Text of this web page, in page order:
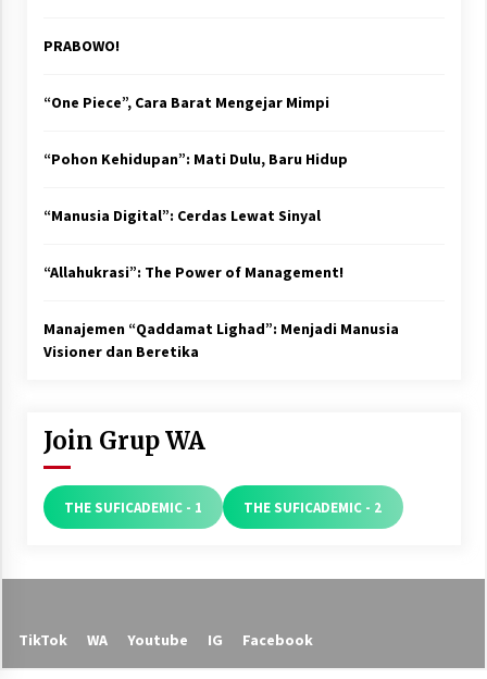
PRABOWO!
“One Piece”, Cara Barat Mengejar Mimpi
“Pohon Kehidupan”: Mati Dulu, Baru Hidup
“Manusia Digital”: Cerdas Lewat Sinyal
“Allahukrasi”: The Power of Management!
Manajemen “Qaddamat Lighad”: Menjadi Manusia
Visioner dan Beretika
Join Grup WA
THE SUFICADEMIC - 1 THE SUFICADEMIC - 2
TikTok WA Youtube IG Facebook